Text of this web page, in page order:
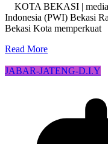
KOTA BEKASI |
Indonesia (PWI) Bekasi
Bekasi Kota memperkuat
Read More
JABAR-JATENG-D.I.Y